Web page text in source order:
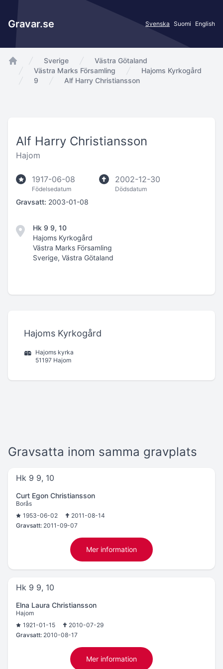
Gravar.se Svenska Suomi English
app.Start
Sverige
Västra Götaland
Västra Marks Församling
Hajoms Kyrkogård
9
Alf Harry Christiansson
Alf Harry Christiansson
Hajom
1917-06-08
Födelsedatum
2002-12-30
Dödsdatum
Gravsatt: 2003-01-08
Hk 9 9, 10
Hajoms Kyrkogård
Västra Marks Församling
Sverige, Västra Götaland
Hajoms Kyrkogård
Hajoms kyrka
51197 Hajom
Gravsatta inom samma gravplats
Hk 9 9, 10
Curt Egon Christiansson
Borås
1953-06-02
2011-08-14
Gravsatt: 2011-09-07
Mer information
Hk 9 9, 10
Elna Laura Christiansson
Hajom
1921-01-15
2010-07-29
Gravsatt: 2010-08-17
Mer information